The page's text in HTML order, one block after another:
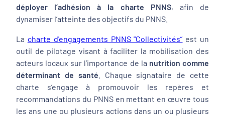
déployer l’adhésion à la charte PNNS, afin de
dynamiser l’atteinte des objectifs du PNNS.
La charte d'engagements PNNS "Collectivités” est un
outil de pilotage visant à faciliter la mobilisation des
acteurs locaux sur l’importance de la nutrition comme
déterminant de santé . Chaque signataire de cette
charte s’engage à promouvoir les repères et
recommandations du PNNS en mettant en œuvre tous
les ans une ou plusieurs actions dans un ou plusieurs